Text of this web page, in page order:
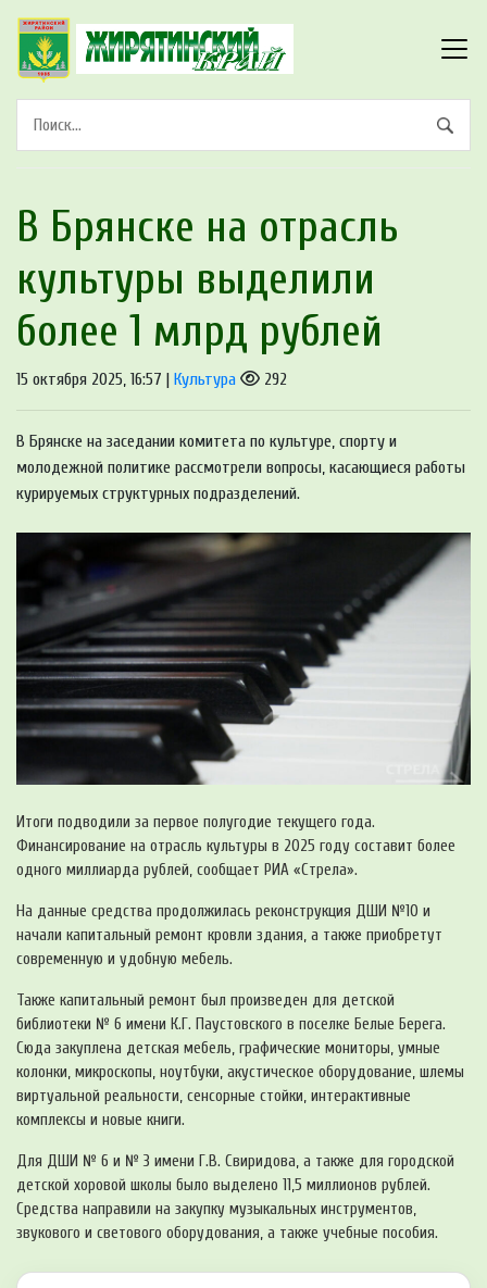
В Брянске на отрасль
культуры выделили
более 1 млрд рублей
15 октября 2025, 16:57 | Культура 292
В Брянске на заседании комитета по культуре, спорту и
молодежной политике рассмотрели вопросы, касающиеся работы
курируемых структурных подразделений.
Итоги подводили за первое полугодие текущего года.
Финансирование на отрасль культуры в 2025 году составит более
одного миллиарда рублей, сообщает РИА «Стрела».
На данные средства продолжилась реконструкция ДШИ №10 и
начали капитальный ремонт кровли здания, а также приобретут
современную и удобную мебель.
Также капитальный ремонт был произведен для детской
библиотеки № 6 имени К.Г. Паустовского в поселке Белые Берега.
Сюда закуплена детская мебель, графические мониторы, умные
колонки, микроскопы, ноутбуки, акустическое оборудование, шлемы
виртуальной реальности, сенсорные стойки, интерактивные
комплексы и новые книги.
Для ДШИ № 6 и № 3 имени Г.В. Свиридова, а также для городской
детской хоровой школы было выделено 11,5 миллионов рублей.
Средства направили на закупку музыкальных инструментов,
звукового и светового оборудования, а также учебные пособия.